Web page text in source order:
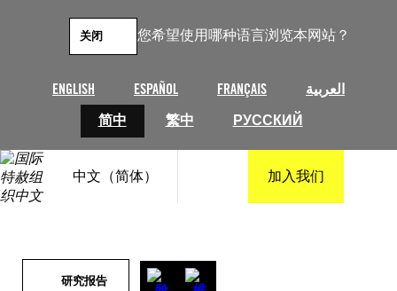
您希望使用哪种语言浏览本网站？
ENGLISH ESPAÑOL FRANÇAIS
العربية
简中
繁中 РУССКИЙ
关闭
中文（简体） 加入我们
研究报告